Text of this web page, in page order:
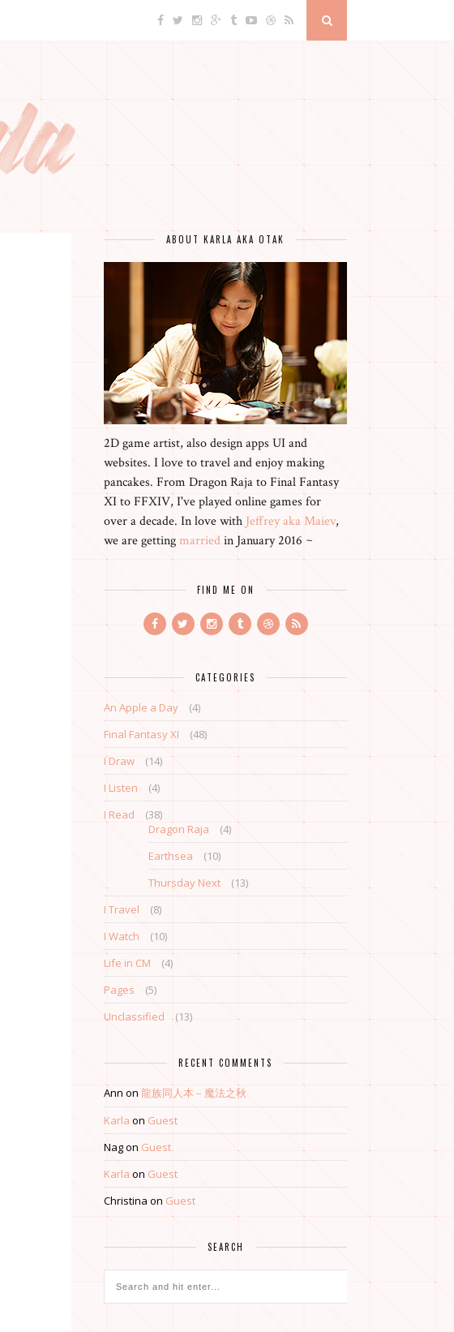
ABOUT KARLA AKA OTAK
2D game artist, also design apps UI and
websites. I love to travel and enjoy making
pancakes. From Dragon Raja to Final Fantasy
XI to FFXIV, I've played online games for
over a decade. In love with Jeffrey aka Maiev,
we are gettingmarriedin January 2016 ~
FIND ME ON
CATEGORIES
An Apple a Day
(4)
Final Fantasy XI
(48)
I Draw
(14)
I Listen
(4)
I Read
(38)
Dragon Raja
(4)
Earthsea
(10)
Thursday Next
(13)
I Travel
(8)
I Watch
(10)
Life in CM
(4)
Pages
(5)
Unclassified
(13)
RECENT COMMENTS
Ann on 龍族同人本 – 魔法之秋
Karla on Guest
Nagon Guest
Karla on Guest
Christina on Guest
SEARCH